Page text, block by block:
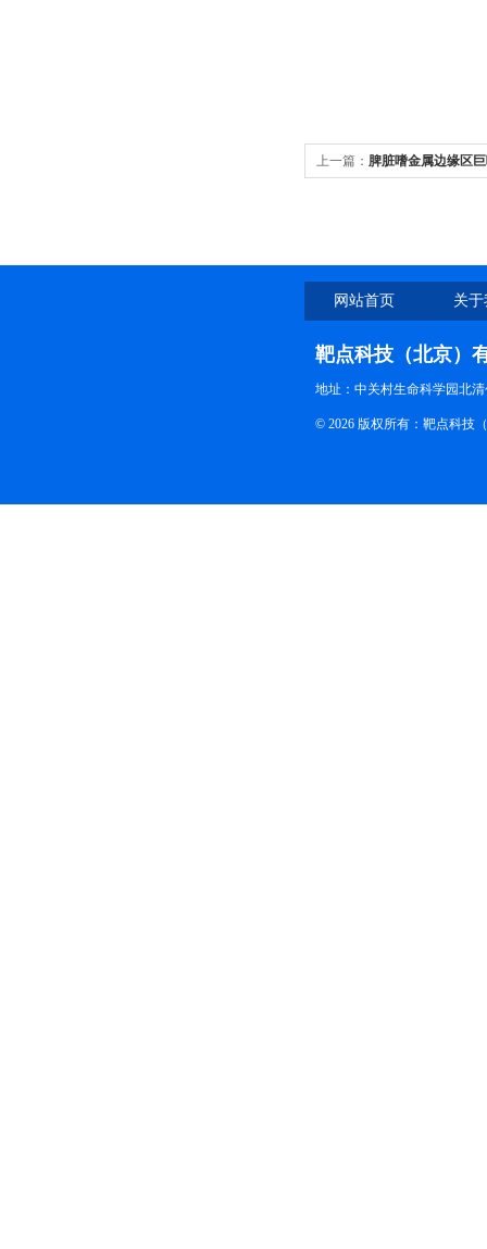
上一篇： 脾脏嗜金属边缘区
网站首页 关
靶点科技（北京）
地址：中关村生命科学园北
© 2026 版权所有：靶点科技